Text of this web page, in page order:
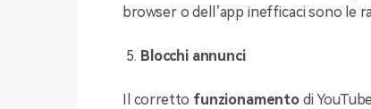
browser o dell’app inefficaci sono le
Blocchi annunci
Il corretto funzionamento di